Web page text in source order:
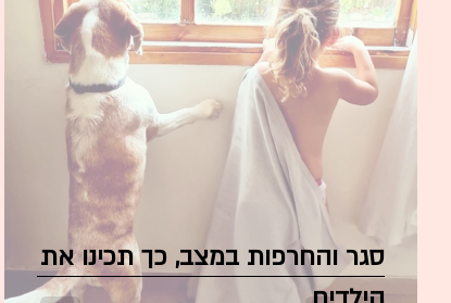
סגר והחרפות במצב, כך תכינו את